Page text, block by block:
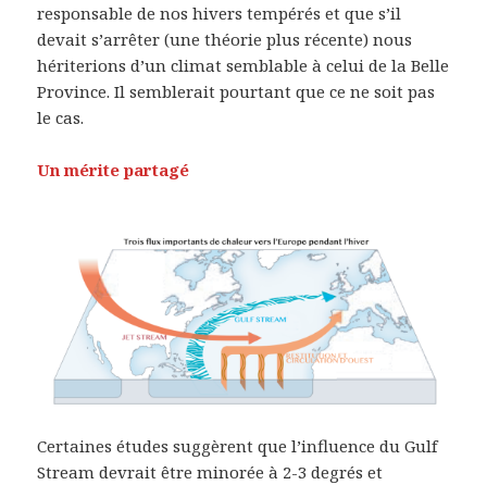
responsable de nos hivers tempérés et que s’il
devait s’arrêter (une théorie plus récente) nous
hériterions d’un climat semblable à celui de la Belle
Province. Il semblerait pourtant que ce ne soit pas
le cas.
Un mérite partagé
Certaines études suggèrent que l’influence du Gulf
Stream devrait être minorée à 2-3 degrés et